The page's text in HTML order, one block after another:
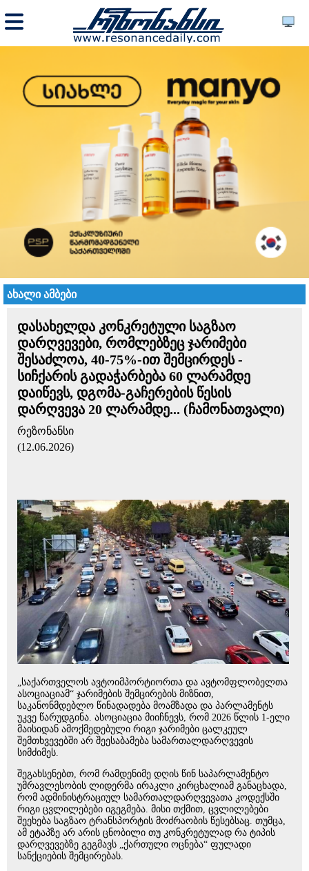
ახალი ამბები
დასახელდა კონკრეტული საგზაო
დარღვევები, რომლებზეც ჯარიმები
შესაძლოა, 40-75%-ით შემცირდეს -
სიჩქარის გადაჭარბება 60 ლარამდე
დაიწევს, დგომა-გაჩერების წესის
დარღვევა 20 ლარამდე... (ჩამონათვალი)
რეზონანსი
(12.06.2026)
„საქართველოს ავტოიმპორტიორთა და ავტომფლობელთა
ასოციაციამ“ ჯარიმების შემცირების მიზნით,
საკანონმდებლო წინადადება მოამზადა და პარლამენტს
უკვე წარუდგინა. ასოციაცია მიიჩნევს, რომ 2026 წლის 1-ელი
მაისიდან ამოქმედებული რიგი ჯარიმები ცალკეულ
შემთხვევებში არ შეესაბამება სამართალდარღვევის
სიმძიმეს.
შეგახსენებთ, რომ რამდენიმე დღის წინ საპარლამენტო
უმრავლესობის ლიდერმა ირაკლი კირცხალიამ განაცხადა,
რომ ადმინისტრაციულ სამართალდარღვევათა კოდექსში
რიგი ცვლილებები იგეგმება. მისი თქმით, ცვლილებები
შეეხება საგზაო ტრანსპორტის მოძრაობის წესებსაც. თუმცა,
ამ ეტაპზე არ არის ცნობილი თუ კონკრეტულად რა ტიპის
დარღვევებზე გეგმავს „ქართული ოცნება“ ფულადი
სანქციების შემცირებას.